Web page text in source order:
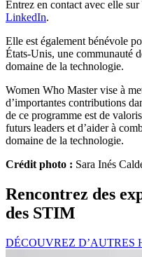
Entrez en contact avec elle
LinkedIn.
Elle est également bénévole
États-Unis, une communauté
domaine de la technologie.
Women Who Master vise à
d’importantes contributions
de ce programme est de
futurs leaders et d’aider à
domaine de la technologie.
Crédit photo : Sara Inés
Rencontrez des
des STIM
DÉCOUVREZ D’AUTRES